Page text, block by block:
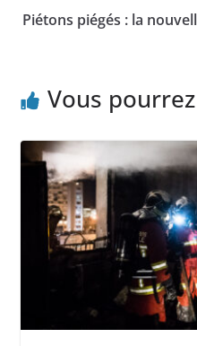
Piétons piégés : la
Vous